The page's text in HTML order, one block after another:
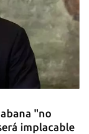
"no
implacable